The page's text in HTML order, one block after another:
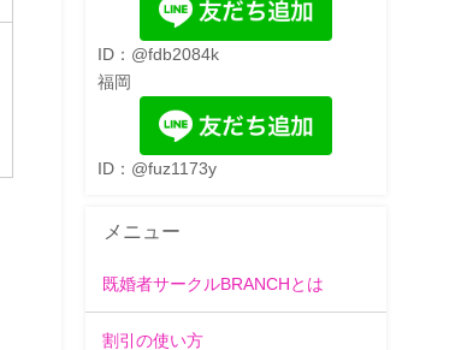
ID：@fdb2084k
福岡
ID：@fuz1173y
メニュー
既婚者サークルBRANCHとは
割引の使い方